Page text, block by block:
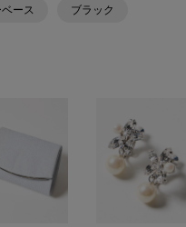
ース ブラック